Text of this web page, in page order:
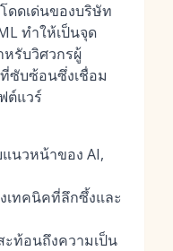
ดดเด่นของบริษัท
ทำให้เป็นจุด
รับวิศวกรผู้
ซับซ้อนซึ่งเชื่อม
ต์แวร์
นวหน้าของ AI,
เทคนิคที่ลึกซึ้งและ
ท้อนถึงความเป็น